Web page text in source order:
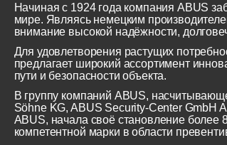
Начиная с 1924 года компания ABUS
мире. Являясь немецким
внимание высокой надёжности,
Для удовлетворения растущих
предлагает широкий ассортимент
пути и безопасности объекта.
В группу компаний ABUS,
Söhne KG, ABUS Security-Center GmbH
ABUS, начала своё становление более
компетентной марки в области